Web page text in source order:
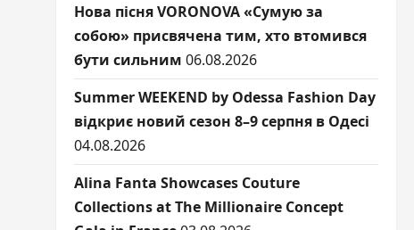
Нова пісня VORONOVA «Сумую за
собою» присвячена тим, хто втомився
бути сильним 06.08.2026
Summer WEEKEND by Odessa Fashion Day
відкриє новий сезон 8–9 серпня в Одесі
04.08.2026
Alina Fanta Showcases Couture
Collections at The Millionaire Concept